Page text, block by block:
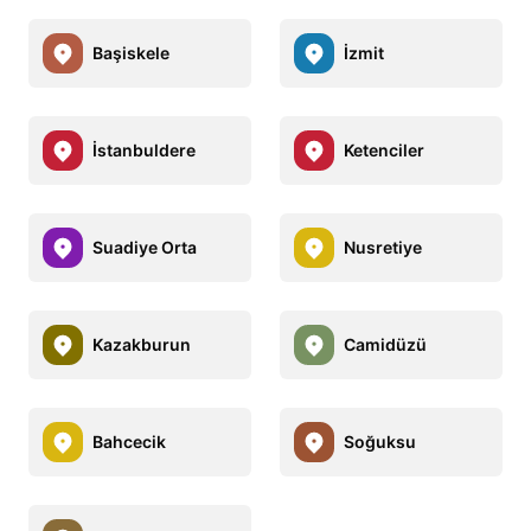
Başiskele İzmit
İstanbuldere Ketenciler
Suadiye Orta Nusretiye
Kazakburun Camidüzü
Bahcecik Soğuksu